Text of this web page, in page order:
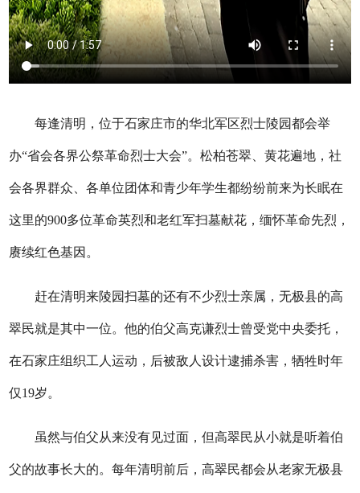
每逢清明，位于石家庄市的华北军区烈士陵园都会举
办“省会各界公祭革命烈士大会”。松柏苍翠、黄花遍地，社
会各界群众、各单位团体和青少年学生都纷纷前来为长眠在
这里的900多位革命英烈和老红军扫墓献花，缅怀革命先烈，
赓续红色基因。
赶在清明来陵园扫墓的还有不少烈士亲属，无极县的高
翠民就是其中一位。他的伯父高克谦烈士曾受党中央委托，
在石家庄组织工人运动，后被敌人设计逮捕杀害，牺牲时年
仅19岁。
虽然与伯父从来没有见过面，但高翠民从小就是听着伯
父的故事长大的。每年清明前后，高翠民都会从老家无极县